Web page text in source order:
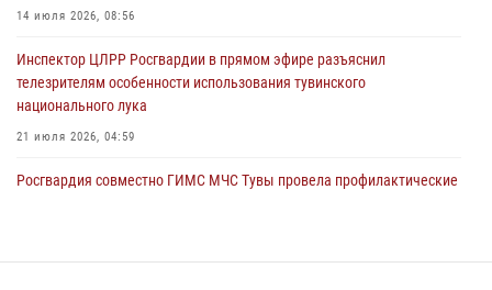
14 июля 2026, 08:56
Инспектор ЦЛРР Росгвардии в прямом эфире разъяснил
телезрителям особенности использования тувинского
национального лука
21 июля 2026, 04:59
Росгвардия совместно ГИМС МЧС Тувы провела профилактические